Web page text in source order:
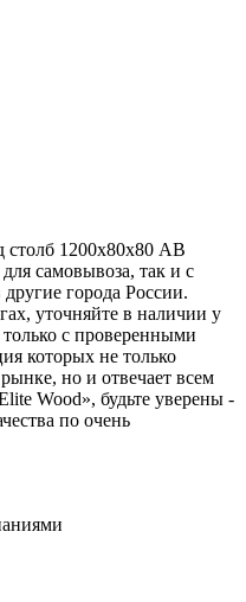
столб 1200х80х80 АВ
самовывоза, так и с
города России.
уточняйте в наличии у
с проверенными
которых не только
но и отвечает всем
Wood», будьте уверены -
по очень